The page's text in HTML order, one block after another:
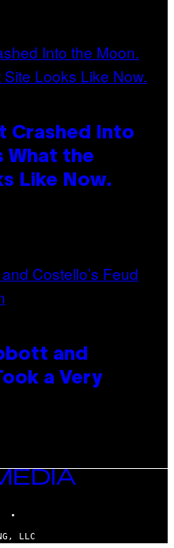
Crashed Into
What the
Like Now.
and
a Very
LLC